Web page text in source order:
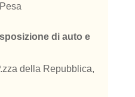
di auto e
della Repubblica,